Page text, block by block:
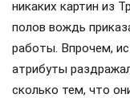
никаких картин из
полов вождь
работы. Впрочем,
атрибуты
сколько тем, что